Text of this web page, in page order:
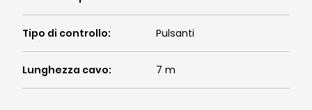
Tipo di controllo: Pulsanti
Lunghezza cavo: 7 m